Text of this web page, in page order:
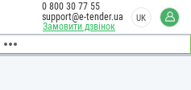
Замовити дзвінок
0 800 30 77 55
support@e-tender.ua
UK